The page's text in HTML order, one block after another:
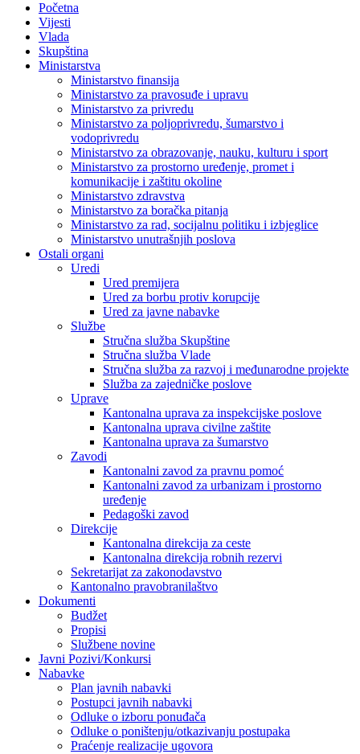
Početna
Vijesti
Vlada
Skupština
Ministarstva
Ministarstvo finansija
Ministarstvo za pravosuđe i upravu
Ministarstvo za privredu
Ministarstvo za poljoprivredu, šumarstvo i
vodoprivredu
Ministarstvo za obrazovanje, nauku, kulturu i sport
Ministarstvo za prostorno uređenje, promet i
komunikacije i zaštitu okoline
Ministarstvo zdravstva
Ministarstvo za boračka pitanja
Ministarstvo za rad, socijalnu politiku i izbjeglice
Ministarstvo unutrašnjih poslova
Ostali organi
Uredi
Ured premijera
Ured za borbu protiv korupcije
Ured za javne nabavke
Službe
Stručna služba Skupštine
Stručna služba Vlade
Stručna služba za razvoj i međunarodne projekte
Služba za zajedničke poslove
Uprave
Kantonalna uprava za inspekcijske poslove
Kantonalna uprava civilne zaštite
Kantonalna uprava za šumarstvo
Zavodi
Kantonalni zavod za pravnu pomoć
Kantonalni zavod za urbanizam i prostorno
uređenje
Pedagoški zavod
Direkcije
Kantonalna direkcija za ceste
Kantonalna direkcija robnih rezervi
Sekretarijat za zakonodavstvo
Kantonalno pravobranilaštvo
Dokumenti
Budžet
Propisi
Službene novine
Javni Pozivi/Konkursi
Nabavke
Plan javnih nabavki
Postupci javnih nabavki
Odluke o izboru ponuđača
Odluke o poništenju/otkazivanju postupaka
Praćenje realizacije ugovora